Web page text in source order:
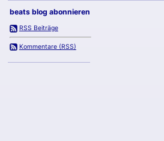
beats blog abonnieren
RSS Beiträge
Kommentare (RSS)